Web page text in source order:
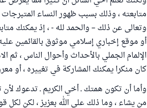
متابعته ، وذلك بسبب ظهور النساء
وتعالى عن ذلك – والحمد لله - ، إذ يمكنك
أو موقع إخباري إسلامي موثوق بالقائمين
الإلمام الجملي بالأحداث وأحوال الناس ، ثم
كان منكرا يمكنك المشاركة في تغييره ، أو
وأما أن تكون همتك ـ أخي الكريم ـ تدعوك لأن
من يشاء ، وما ذلك على الله بعزيز ، لكن